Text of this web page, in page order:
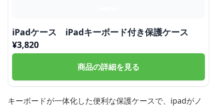
iPadケース iPadキーボード付き保護ケース
¥3,820
商品の詳細を見る
キーボードが一体化した便利な保護ケースで、ipadがノ